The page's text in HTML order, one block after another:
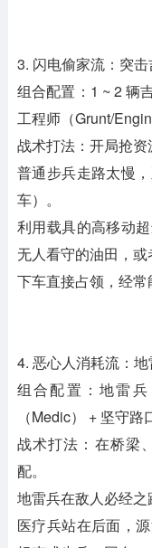
3. 闪电偷家流：突
组合配置：1 ~ 2 辆
工程师（Grunt/
战术打法：开局抢资
普通步兵走路太慢
车）。
利用载具的高移动
无人看守的油田，或
下车直接占领，经常
4. 恶心人消耗流：
组合配置：地雷兵
（Medic） + 坚守路
战术打法：在桥梁
配。
地雷兵在敌人必经之
医疗兵站在后面，